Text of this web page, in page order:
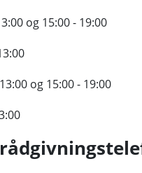
og 15:00 - 19:00
og 15:00 - 19:00